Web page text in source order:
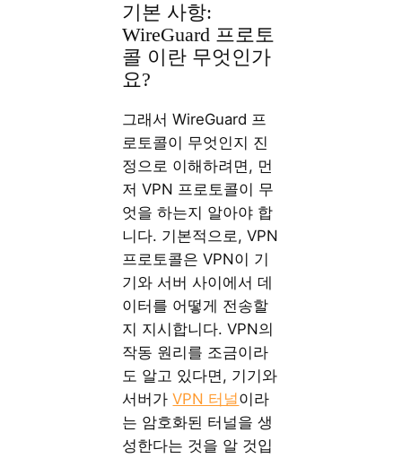
기본 사항:
WireGuard 프로토
콜 이란 무엇인가
요?
그래서 WireGuard 프
로토콜이 무엇인지 진
정으로 이해하려면, 먼
저 VPN 프로토콜이 무
엇을 하는지 알아야 합
니다. 기본적으로, VPN
프로토콜은 VPN이 기
기와 서버 사이에서 데
이터를 어떻게 전송할
지 지시합니다. VPN의
작동 원리를 조금이라
도 알고 있다면, 기기와
서버가VPN 터널이라
는 암호화된 터널을 생
성한다는 것을 알 것입